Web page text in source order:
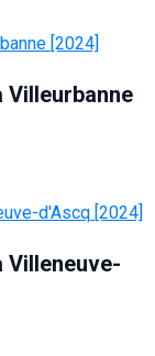
Villeurbanne
Villeneuve-